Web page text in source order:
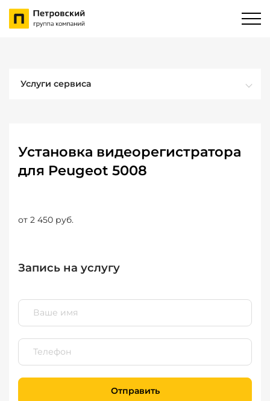
Услуги сервиса
Установка видеорегистратора
для Peugeot 5008
от 2 450 руб.
Запись на услугу
Отправить